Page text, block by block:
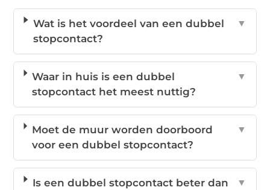
Wat is het voordeel van een dubbel
stopcontact?
▼
Waar in huis is een dubbel
stopcontact het meest nuttig?
▼
Moet de muur worden doorboord
voor een dubbel stopcontact?
▼
Is een dubbel stopcontact beter dan
▼